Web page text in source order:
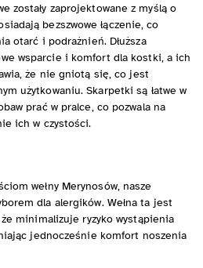
zostały zaprojektowane z myślą o
bezszwowe łączenie, co
otarć i podrażnień. Dłuższa
wsparcie i komfort dla kostki, a ich
że nie gniotą się, co jest
użytkowaniu. Skarpetki są łatwe w
prać w pralce, co pozwala na
ich w czystości.
wełny Merynosów, nasze
dla alergików. Wełna ta jest
minimalizuje ryzyko wystąpienia
jednocześnie komfort noszenia